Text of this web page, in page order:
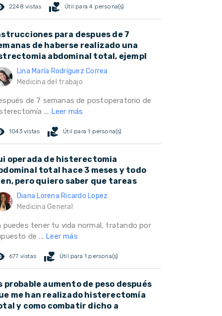
2248 vistas volunteer_activism Útil para 4 persona(s)
para despues de 7
de haberse realizado una
abdominal total, ejempl
Lina María Rodríguez Correa
Medicina del trabajo
de 7 semanas de postoperatorio de
... Leer más
1043 vistas volunteer_activism Útil para 1 persona(s)
operada de histerectomia
total hace 3 meses y todo
pero quiero saber que tareas
Diana Lorena Ricardo Lopez
Medicina General
puedes tener tu vida normal, tratando por
de ... Leer más
677 vistas volunteer_activism Útil para 1 persona(s)
probable aumento de peso después
me han realizado histerectomía
y como combatir dicho a